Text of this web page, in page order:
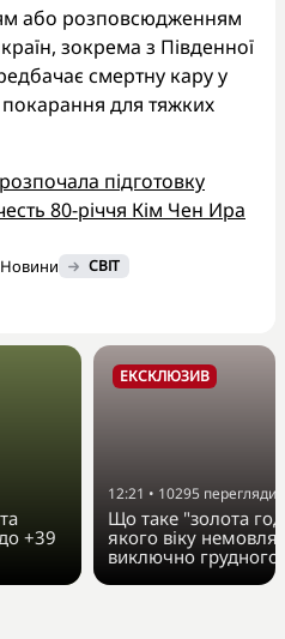
або розповсюдженням
зокрема з Південної
смертну кару у
покарання для тяжких
підготовку
80-річчя Кім Чен Ира
Новини СВІТ
+39
ЕКСКЛЮЗИВ
12:21 • 10295 перегляди
Що таке "золота
якого віку немовля
виключно